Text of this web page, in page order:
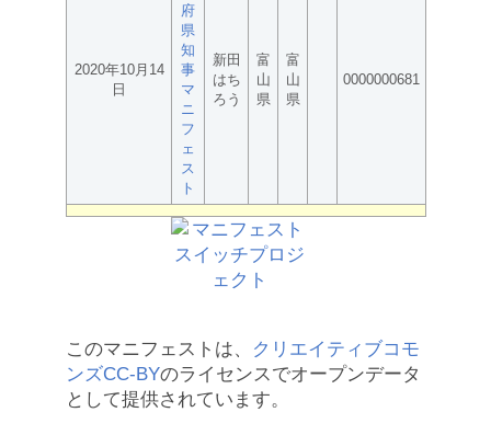
2020年10月14
日
府
県
知
事
マ
ニ
フ
ェ
ス
ト
新田
はち
ろう
富
山
県
富
山
県
0000000681
このマニフェストは、
クリエイティブコモ
ンズCC-BYのライセンスでオープンデータ
として提供されています。